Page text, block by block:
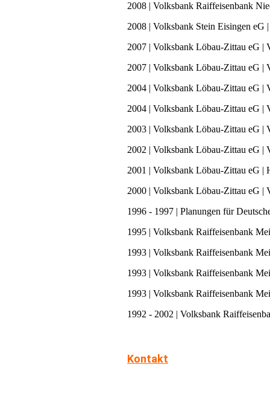
2008 | Volksbank Raiffeisenbank
2008 | Volksbank Stein Eisingen eG
2007 | Volksbank Löbau-Zittau eG |
2007 | Volksbank Löbau-Zittau eG |
2004 | Volksbank Löbau-Zittau eG |
2004 | Volksbank Löbau-Zittau eG
2003 | Volksbank Löbau-Zittau eG |
2002 | Volksbank Löbau-Zittau eG |
2001 | Volksbank Löbau-Zittau eG |
2000 | Volksbank Löbau-Zittau eG
1996 - 1997 | Planungen für
1995 | Volksbank Raiffeisenbank
1993 | Volksbank Raiffeisenbank
1993 | Volksbank Raiffeisenbank
1993 | Volksbank Raiffeisenbank
1992 - 2002 | Volksbank
Kontakt